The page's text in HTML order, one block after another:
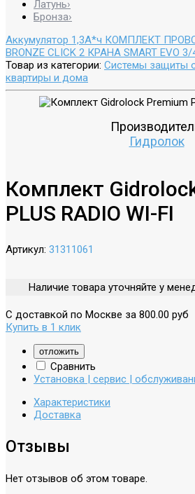
Латунь›
Бронза›
Аккумулятор 1,3А*ч КОМПЛЕКТ
BRONZE CLICK 2 КРАНА SMART EVO 3/
Товар из категории: Системы защиты
квартиры и дома
Гидролок
Комплект
PLUS RADIO WI-FI
Артикул: 31311061
Наличие товара уточняйте у
С доставкой по Москве за 800.00 руб
Купить в 1 клик
отложить
Сравнить
Установка | сервис |
Характеристики
Доставка
Отзывы
Нет отзывов об этом товаре.